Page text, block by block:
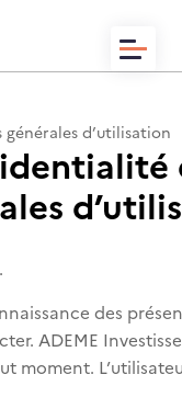
d’utilisation
des
ADEME